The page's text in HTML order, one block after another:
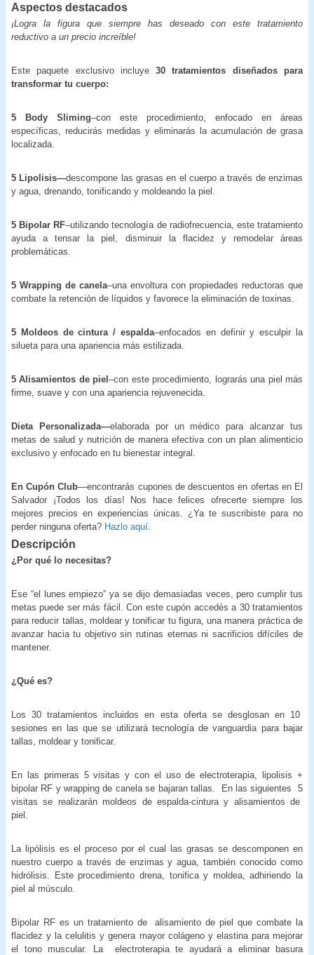
Aspectos destacados
¡Logra la figura que siempre has deseado con este tratamiento
reductivo a un precio increíble!
Este paquete exclusivo incluye30 tratamientos diseñados para
transformar tu cuerpo:
5 Body Sliming–con este procedimiento, enfocado en áreas
específicas, reducirás medidas y eliminarás la acumulación de grasa
localizada.
5 Lipolisis—descompone las grasas en el cuerpo a través de enzimas
y agua, drenando, tonificando y moldeando la piel.
5 Bipolar RF–utilizando tecnología de radiofrecuencia, este tratamiento
ayuda a tensar la piel, disminuir la flacidez y remodelar áreas
problemáticas.
5 Wrapping de canela–una envoltura con propiedades reductoras que
combate la retención de líquidos y favorece la eliminación de toxinas.
5 Moldeos de cintura / espalda–enfocados en definir y esculpir la
silueta para una apariencia más estilizada.
5 Alisamientos de piel–con este procedimiento, lograrás una piel más
firme, suave y con una apariencia rejuvenecida.
Dieta Personalizada—elaborada por un médico
para alcanzar tus
metas de salud y nutrición de manera efectiva con un plan alimenticio
exclusivo y enfocado en tu bienestar integral.
En Cupón Club—encontrarás cupones de descuentos en ofertas en El
Salvador ¡Todos los días! Nos hace felices ofrecerte siempre los
mejores precios en experiencias únicas. ¿Ya te suscribiste para no
perder ninguna oferta? Hazlo aquí
Descripción
¿Por qué lo necesitas?
Ese “el lunes empiezo” ya se dijo demasiadas veces, pero cumplir tus
metas puede ser más fácil. Con este cupón accedés a 30 tratamientos
para reducir tallas, moldear y tonificar tu figura, una manera práctica de
avanzar hacia tu objetivo sin rutinas eternas ni sacrificios difíciles de
mantener.
¿Qué es?
Los 30 tratamientos incluidos en esta oferta se desglosan en 10
sesiones en las que se utilizará tecnología de vanguardia para bajar
tallas, moldear y tonificar.
En las primeras 5 visitas y con el uso de electroterapia, lipolisis +
bipolar RF y wrapping de canela se bajaran tallas. En las siguientes 5
visitas se realizarán moldeos de espalda-cintura y alisamientos de
piel.
La lipólisis es el proceso por el cual las grasas se descomponen en
nuestro cuerpo a través de enzimas y agua, también conocido como
hidrólisis. Este procedimiento drena, tonifica y moldea, adhiriendo la
piel al músculo.
Bipolar RF es un tratamiento de alisamiento de piel que combate la
flacidez y la celulitis y genera mayor colágeno y elastina para mejorar
el tono muscular. La electroterapia te ayudará a eliminar basura